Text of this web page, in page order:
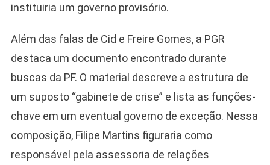
instituiria um governo provisório.
Além das falas de Cid e Freire Gomes, a PGR
destaca um documento encontrado durante
buscas da PF. O material descreve a estrutura de
um suposto “gabinete de crise” e lista as funções-
chave em um eventual governo de exceção. Nessa
composição, Filipe Martins figuraria como
responsável pela assessoria de relações
2026 Pátria Brasil 6 X
R$60,00 R$99,00 -39%
Ver no MERCADO
LIVRE